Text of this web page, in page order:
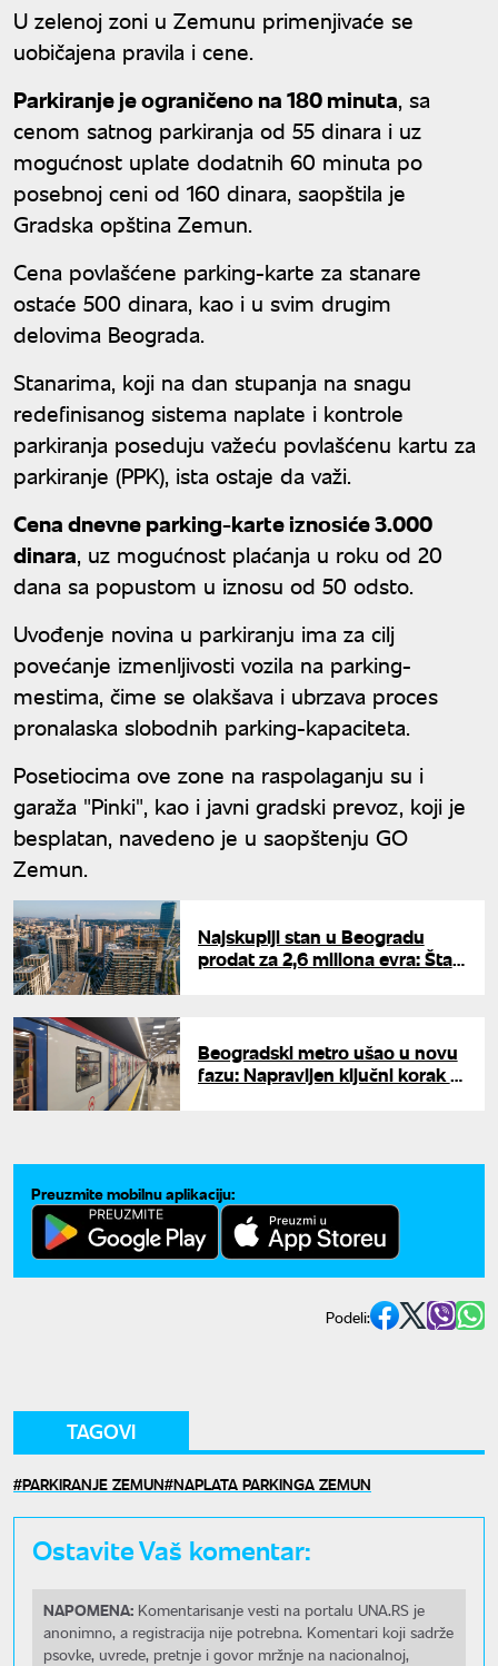
U zelenoj zoni u Zemunu primenjivaće se
uobičajena pravila i cene.
Parkiranje je ograničeno na 180 minuta, sa
cenom satnog parkiranja od 55 dinara i uz
mogućnost uplate dodatnih 60 minuta po
posebnoj ceni od 160 dinara, saopštila je
Gradska opština Zemun.
Cena povlašćene parking-karte za stanare
ostaće 500 dinara, kao i u svim drugim
delovima Beograda.
Stanarima, koji na dan stupanja na snagu
redefinisanog sistema naplate i kontrole
parkiranja poseduju važeću povlašćenu kartu za
parkiranje (PPK), ista ostaje da važi.
Cena dnevne parking-karte iznosiće 3.000
dinara, uz mogućnost plaćanja u roku od 20
dana sa popustom u iznosu od 50 odsto.
Uvođenje novina u parkiranju ima za cilj
povećanje izmenljivosti vozila na parking-
mestima, čime se olakšava i ubrzava proces
pronalaska slobodnih parking-kapaciteta.
Posetiocima ove zone na raspolaganju su i
garaža "Pinki", kao i javni gradski prevoz, koji je
besplatan, navedeno je u saopštenju GO
Zemun.
Najskuplji stan u Beogradu
prodat za 2,6 miliona evra: Šta
Beogradski metro ušao u novu
fazu: Napravljen ključni korak u
Preuzmite mobilnu aplikaciju:
Podeli:
TAGOVI
PARKIRANJE ZEMUN NAPLATA PARKINGA ZEMUN
Ostavite Vaš komentar:
NAPOMENA: Komentarisanje vesti na portalu UNA.RS je
anonimno, a registracija nije potrebna. Komentari koji sadrže
psovke, uvrede, pretnje i govor mržnje na nacionalnoj,